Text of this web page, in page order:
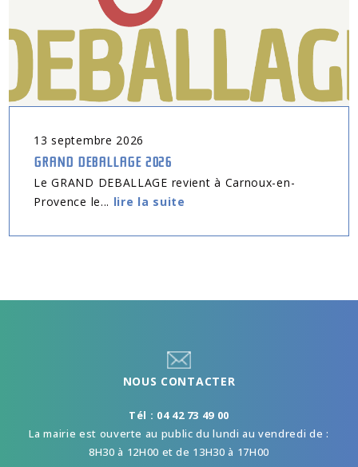
13 septembre 2026
GRAND DEBALLAGE 2026
Le GRAND DEBALLAGE revient à Carnoux-en-
Provence le... lire la suite
NOUS CONTACTER
Tél : 04 42 73 49 00
La mairie est ouverte au public du lundi au vendredi de :
8H30 à 12H00 et de 13H30 à 17H00